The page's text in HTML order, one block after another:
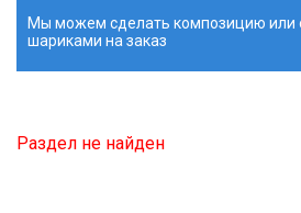
Мы можем сделать композицию или
шариками на заказ
Раздел не найден